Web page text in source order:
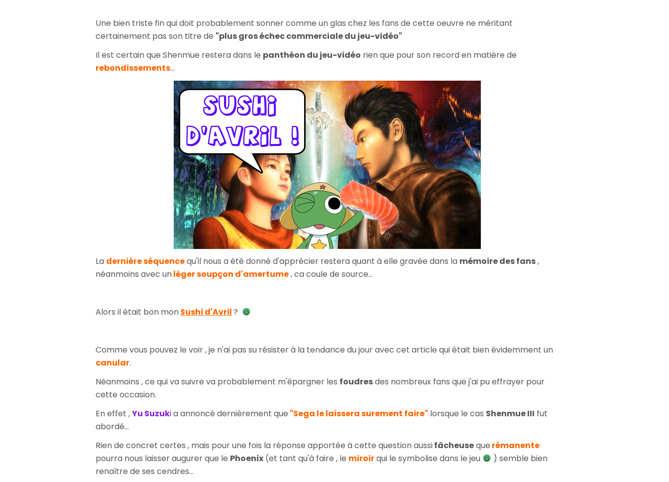
Une bien triste fin qui doit probablement sonner comme un glas chez les fans de cette oeuvre ne méritant
certainement pas son titre de "plus gros échec commerciale du jeu-vidéo"
Il est certain que Shenmue restera dans le panthéon du jeu-vidéo rien que pour son record en matière de
rebondissements...
La dernière séquencequ'il nous a été donné d'apprécier restera quant à elle gravée dans la mémoire des fans,
néanmoins avec unléger soupçon d'amertume, ca coule de source...
Alors il était bon monSushi d'Avril?
Comme vous pouvez le voir , je n'ai pas su résister à la tendance du jour avec cet article qui était bien évidemment un
canular.
Néanmoins , ce qui va suivre va probablement m'épargner les foudresdes nombreux fans que j'ai pu effrayer pour
cette occasion.
En effet ,Yu Suzukia annoncé dernièrement que "Sega le laissera surement faire" lorsque le cas Shenmue III fut
abordé...
Rien de concret certes , mais pour une fois la réponse apportée à cette question aussifâcheuseque rémanente
pourra nous laisser augurer que le Phoenix (et tant qu'à faire , le miroirqui le symbolise dans le jeu
) semble bien
renaître de ses cendres...